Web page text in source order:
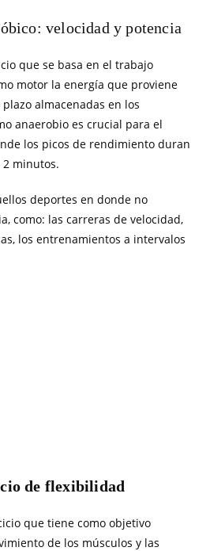
velocidad y potencia
que se basa en el trabajo
motor la energía que proviene
almacenadas en los
anaerobio es crucial para el
los picos de rendimiento duran
minutos.
deportes en donde no
como: las carreras de velocidad,
los entrenamientos a intervalos
de flexibilidad
que tiene como objetivo
de los músculos y las